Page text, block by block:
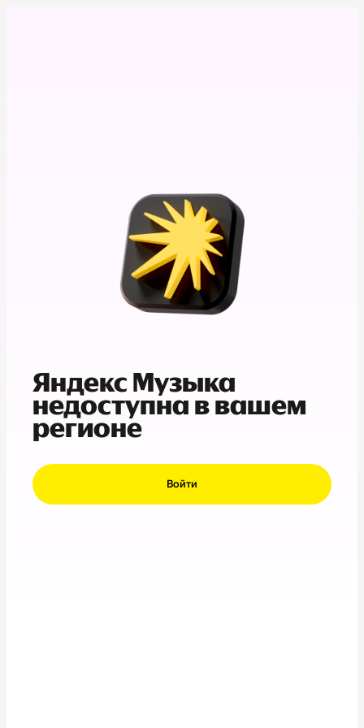
Яндекс Музыка
недоступна в вашем
регионе
Войти